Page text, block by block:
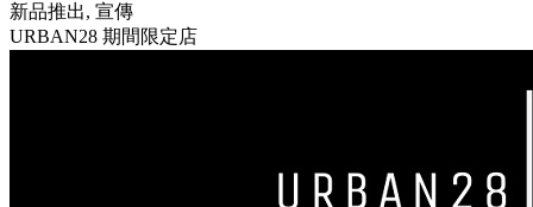
新品推出, 宣傳
URBAN28 期間限定店